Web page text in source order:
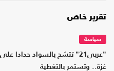
تقرير خاص
سياسة
"عربي21" تتشح بالسواد
غزة.. وتستمر بالتغطية